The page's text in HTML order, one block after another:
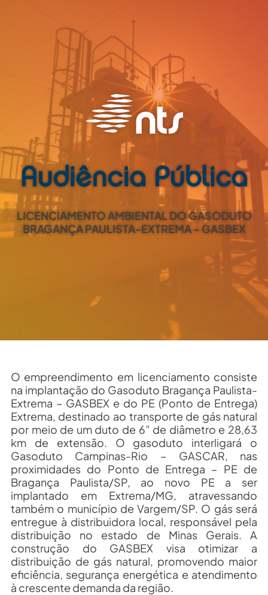
Audiência Pública
LICENCIAMENTO AMBIENTAL DO GASODUTO
BRAGANÇA PAULISTA-EXTREMA – GASBEX
O empreendimento em licenciamento consiste
na implantação do Gasoduto Bragança Paulista-
Extrema – GASBEX e do PE (Ponto de Entrega)
Extrema, destinado ao transporte de gás natural
por meio de um duto de 6” de diâmetro e 28,63
km de extensão. O gasoduto interligará o
Gasoduto Campinas-Rio – GASCAR, nas
proximidades do Ponto de Entrega – PE de
Bragança Paulista/SP, ao novo PE a ser
implantado em Extrema/MG, atravessando
também o município de Vargem/SP. O gás será
entregue à distribuidora local, responsável pela
distribuição no estado de Minas Gerais. A
construção do GASBEX visa otimizar a
distribuição de gás natural, promovendo maior
eficiência, segurança energética e atendimento
à crescente demanda da região.